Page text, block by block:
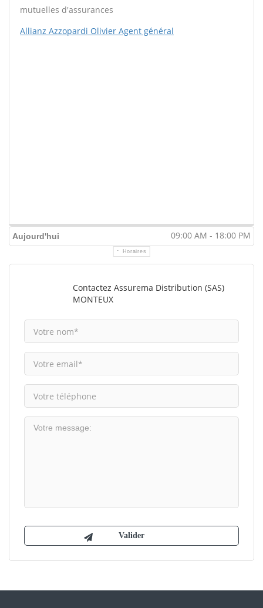
mutuelles d'assurances
Allianz Azzopardi Olivier Agent général
Aujourd'hui 09:00 AM - 18:00 PM
Horaires
Contactez Assurema Distribution (SAS)
MONTEUX